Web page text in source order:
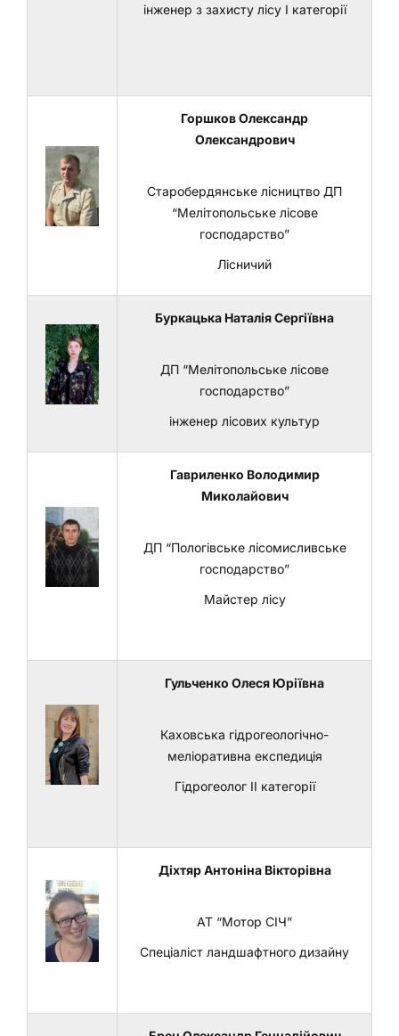
інженер з захисту лісу І категорії
Горшков Олександр
Олександрович
Старобердянське лісництво ДП
“Мелітопольське лісове
господарство”
Лісничий
Буркацька Наталія Сергіївна
ДП “Мелітопольське лісове
господарство”
інженер лісових культур
Гавриленко Володимир
Миколайович
ДП “Пологівське лісомисливське
господарство”
Майстер лісу
Гульченко Олеся Юріївна
Каховська гідрогеологічно-
меліоративна експедиція
Гідрогеолог ІІ категорії
Діхтяр Антоніна Вікторівна
АТ “Мотор СІЧ”
Спеціаліст ландшафтного дизайну